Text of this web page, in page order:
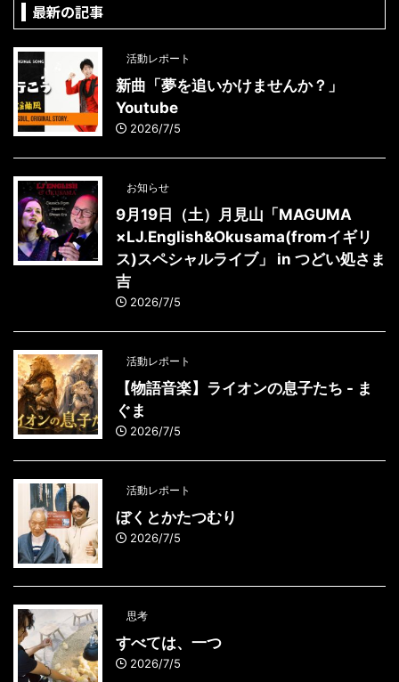
最新の記事
活動レポート
新曲「夢を追いかけませんか？」
Youtube
2026/7/5
お知らせ
9月19日（土）月見山「MAGUMA
×LJ.English&Okusama(fromイギリ
ス)スペシャルライブ」 in つどい処さま
吉
2026/7/5
活動レポート
【物語音楽】ライオンの息子たち - ま
ぐま
2026/7/5
活動レポート
ぼくとかたつむり
2026/7/5
思考
すべては、一つ
2026/7/5